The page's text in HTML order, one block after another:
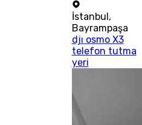
İstanbul,
Bayrampaşa
djı osmo X3
telefon tutma
yeri